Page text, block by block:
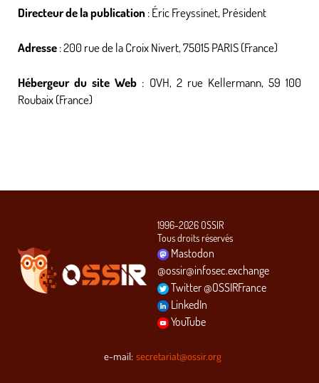
Directeur de la publication: Éric Freyssinet, Président
Adresse: 200 rue de la Croix Nivert, 75015 PARIS (France)
Hébergeur du site Web : OVH, 2 rue Kellermann, 59 100
Roubaix (France)
1996-2026 OSSIR
Tous droits réservés
Mastodon
@ossir@infosec.exchange
Twitter @OSSIRFrance
LinkedIn
YouTube
e-mail: secretariat@ossir.org